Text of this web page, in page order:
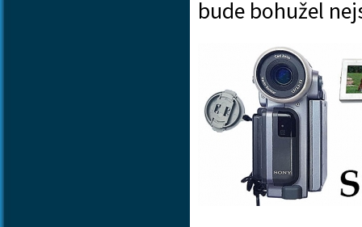
bude bohužel